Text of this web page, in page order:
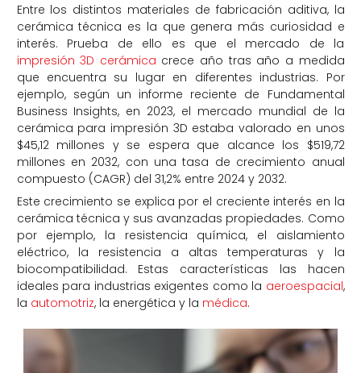
Entre los distintos materiales de fabricación aditiva, la
cerámica técnica es la que genera más curiosidad e
interés. Prueba de ello es que el mercado de la
impresión 3D cerámica crece año tras año a medida
que encuentra su lugar en diferentes industrias. Por
ejemplo, según un informe reciente de Fundamental
Business Insights, en 2023, el mercado mundial de la
cerámica para impresión 3D estaba valorado en unos
$45,12 millones y se espera que alcance los $519,72
millones en 2032, con una tasa de crecimiento anual
compuesto (CAGR) del 31,2% entre 2024 y 2032.
Este crecimiento se explica por el creciente interés en la
cerámica técnica y sus avanzadas propiedades. Como
por ejemplo, la resistencia química, el aislamiento
eléctrico, la resistencia a altas temperaturas y la
biocompatibilidad. Estas características las hacen
ideales para industrias exigentes como la aeroespacial,
la automotriz, la energética y la médica.